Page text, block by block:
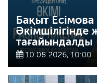
Бақыт
тағайындалды
10.08.2026, 10:00